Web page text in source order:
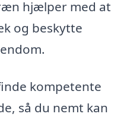
hjælper med at
og beskytte
kompetente
så du nemt kan